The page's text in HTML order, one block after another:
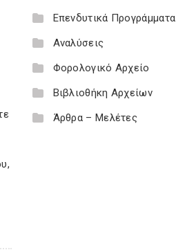
Επενδυτικά Προγράμματα
Αναλύσεις
Φορολογικό Αρχείο
Βιβλιοθήκη Αρχείων
Άρθρα – Μελέτες